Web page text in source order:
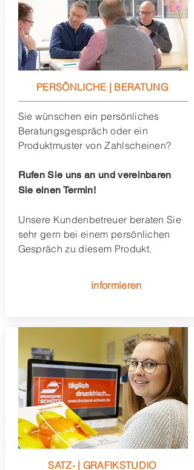
PERSÖNLICHE | BERATUNG
Sie wünschen ein persönliches
Beratungsgespräch oder ein
Produktmuster von Zahlscheinen?
Rufen Sie uns an und vereinbaren
Sie einen Termin!
Unsere Kundenbetreuer beraten Sie
sehr gern bei einem persönlichen
Gespräch zu diesem Produkt.
informieren
SATZ- | GRAFIKSTUDIO